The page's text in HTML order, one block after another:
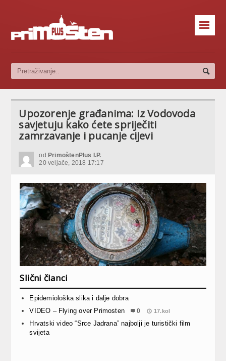
☰
Upozorenje građanima: Iz Vodovoda
savjetuju kako ćete spriječiti
zamrzavanje i pucanje cijevi
od PrimoštenPlus I.P.
20 veljače, 2018 17:17
Slični članci
Epidemiološka slika i dalje dobra
VIDEO – Flying over Primosten
0 17.kol
Hrvatski video “Srce Jadrana” najbolji je turistički film
svijeta